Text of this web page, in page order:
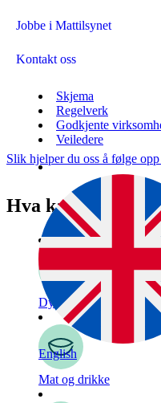
Jobbe i Mattilsynet
Kontakt oss
Skjema
Regelverk
Godkjente
Veiledere
English
Slik hjelper du oss å følge
Hva kan vi hjelpe
Dyr
Mat og drikke